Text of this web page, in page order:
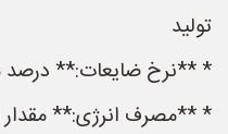
تولید
* **نرخ ضایعات:**
* **مصرف انرژی:** مقدار